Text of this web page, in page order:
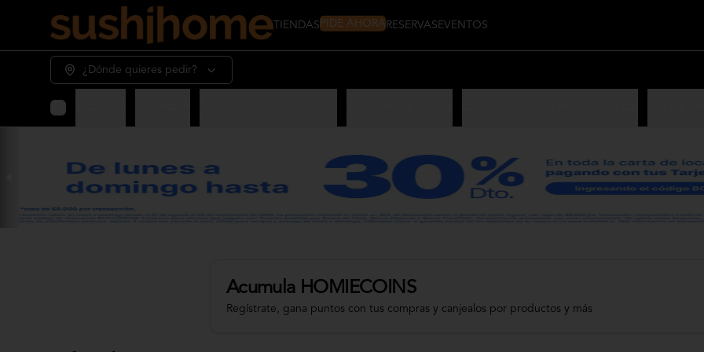
TIENDAS PIDE AHORA RESERVAS EVENTOS
¿Dónde quieres pedir?
Acumula HOMIECOINS
Regístrate, gana puntos con tus compras y canjealos por productos y más